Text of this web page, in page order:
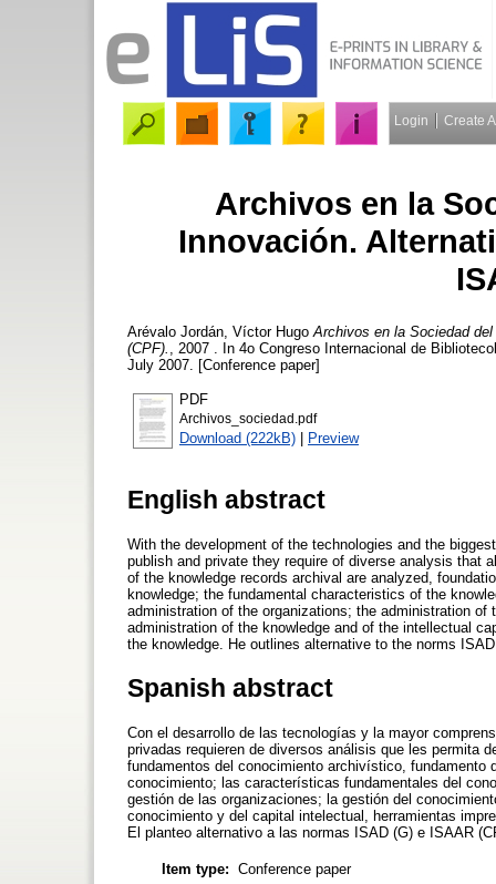
Login Create
Archivos en la
Innovación.
Arévalo Jordán, Víctor Hugo Archivos en la Sociedad
(CPF).
, 2007 . In 4o Congreso Internacional de
July 2007. [Conference paper]
PDF
Archivos_sociedad.pdf
Download (222kB) | Preview
English abstract
With the development of the technologies and the
publish and private they require of diverse analysis that
of the knowledge records archival are analyzed,
knowledge; the fundamental characteristics of the
administration of the organizations; the administration
administration of the knowledge and of the intellectual
the knowledge. He outlines alternative to the norms
Spanish abstract
Con el desarrollo de las tecnologías y la mayor
privadas requieren de diversos análisis que les permita
fundamentos del conocimiento archivístico,
conocimiento; las características fundamentales del
gestión de las organizaciones; la gestión del
conocimiento y del capital intelectual, herramientas
El planteo alternativo a las normas ISAD (G) e ISAAR
Item type: Conference paper